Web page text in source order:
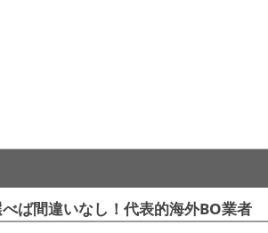
ば間違いなし！代表的海外BO業者